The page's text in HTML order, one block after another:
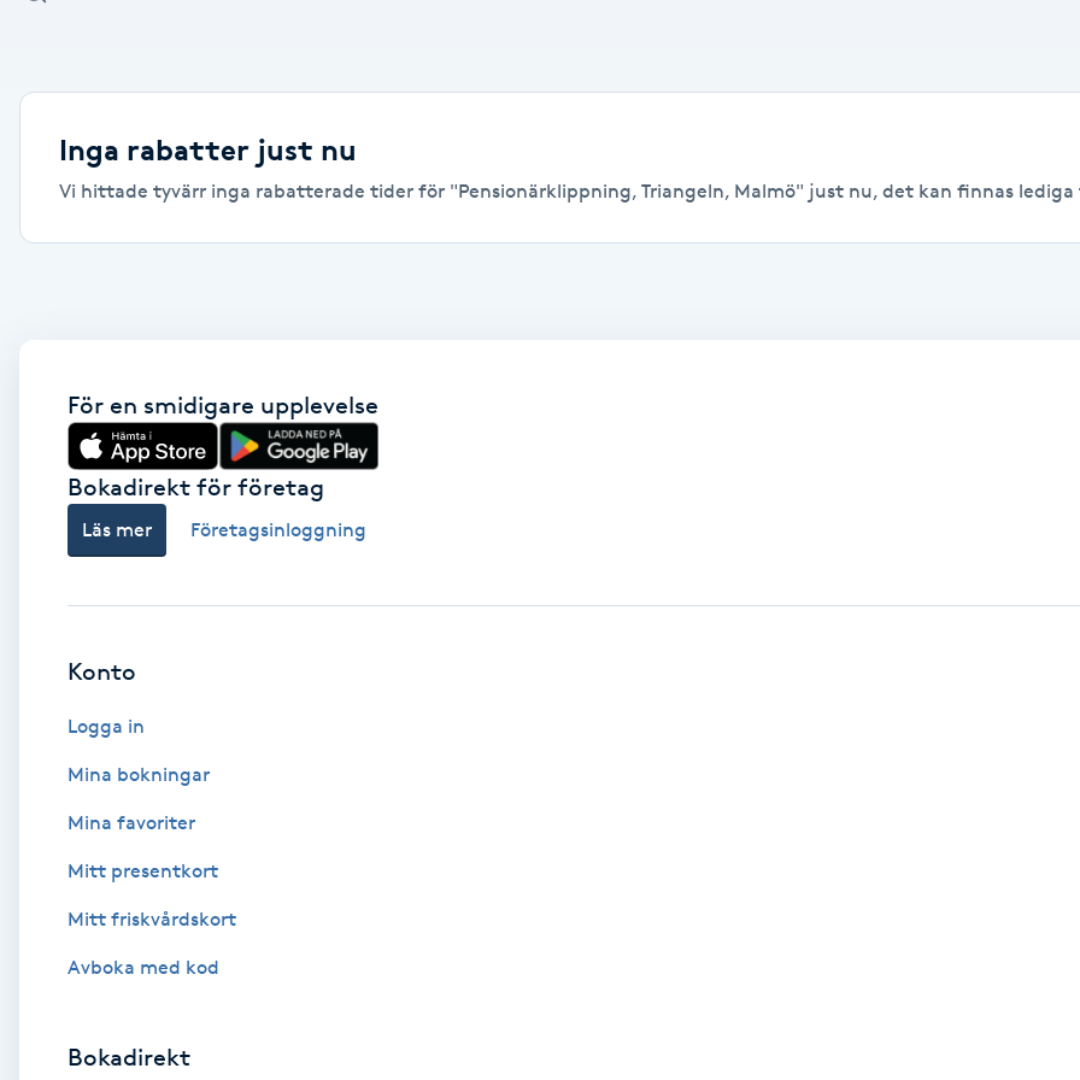
Andningsmassage
Ansiktslyft utan kirurgi
Ayurvedisk Massage
Ansiktsbehandling djuprengörande
Balayage
Bambumassage
Barnklippning
Bottenfärg
Inga rabatter just nu
Vi hittade tyvärr inga rabatterade tider för "Pensionärklippning, Triangeln, Malmö" just nu, det kan finnas
För en smidigare upplevelse
Bokadirekt för företag
Läs mer Företagsinloggning
Konto
Logga in
Mina bokningar
Mina favoriter
Mitt presentkort
Mitt friskvårdskort
Avboka med kod
Bokadirekt